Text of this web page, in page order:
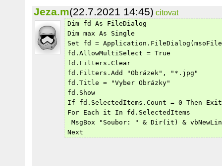
Jeza.m(22.7.2021 14:45) citovat
Dim fd As FileDialog
Dim max As Single
Set fd =
fd.AllowMultiSelect = True
fd.Filters.Clear
fd.Filters.Add "Obrázek", "*.jpg"
fd.Title = "Vyber Obrázky"
fd.Show
If fd.SelectedItems.Count = 0 Then Exit
For Each it In fd.SelectedItems
MsgBox "Soubor: " & Dir(it) &
Next